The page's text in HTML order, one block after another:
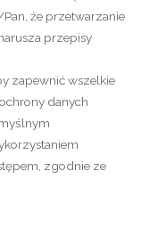
że przetwarzanie
przepisy
zapewnić wszelkie
danych
zgodnie ze